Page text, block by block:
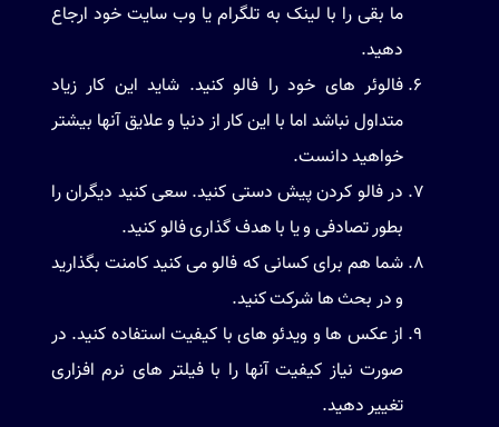
ما بقی را با لینک به تلگرام یا وب سایت خود ارجاع
دهید.
فالوئر های خود را فالو کنید. شاید این کار زیاد
متداول نباشد اما با این کار از دنیا و علایق آنها بیشتر
خواهید دانست.
در فالو کردن پیش دستی کنید. سعی کنید دیگران را
بطور تصادفی و یا با هدف گذاری فالو کنید.
شما هم برای کسانی که فالو می کنید کامنت بگذارید
و در بحث ها شرکت کنید.
از عکس ها و ویدئو های با کیفیت استفاده کنید. در
صورت نیاز کیفیت آنها را با فیلتر های نرم افزاری
تغییر دهید.